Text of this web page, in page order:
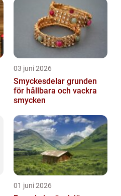
03 juni 2026
Smyckesdelar grunden
för hållbara och vackra
smycken
01 juni 2026